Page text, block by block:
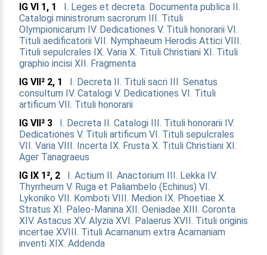
IG VI 1, 1
I. Leges et decreta. Documenta publica II.
Catalogi ministrorum sacrorum III. Tituli
Olympionicarum IV. Dedicationes V. Tituli honorarii VI.
Tituli aedificatorii VII. Nymphaeum Herodis Attici VIII.
Tituli sepulcrales IX. Varia X. Tituli Christiani XI. Tituli
graphio incisi XII. Fragmenta
IG VII² 2, 1
I. Decreta II. Tituli sacri III. Senatus
consultum IV. Catalogi V. Dedicationes VI. Tituli
artificum VII. Tituli honorarii
IG VII² 3
I. Decreta II. Catalogi III. Tituli honorarii IV.
Dedicationes V. Tituli artificum VI. Tituli sepulcrales
VII. Varia VIII. Incerta IX. Frusta X. Tituli Christiani XI.
Ager Tanagraeus
IG IX 1², 2
I. Actium II. Anactorium III. Lekka IV.
Thyrrheum V. Ruga et Paliambelo (Echinus) VI.
Lykoniko VII. Komboti VIII. Medion IX. Phoetiae X.
Stratus XI. Paleo-Manina XII. Oeniadae XIII. Coronta
XIV. Astacus XV. Alyzia XVI. Palaerus XVII. Tituli originis
incertae XVIII. Tituli Acarnanum extra Acarnaniam
inventi XIX. Addenda